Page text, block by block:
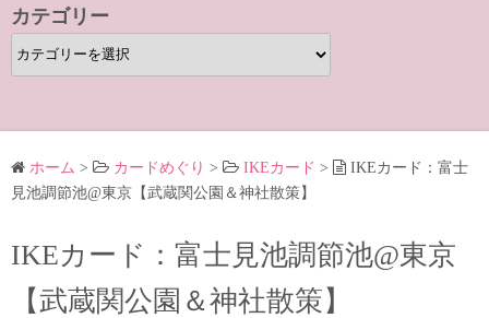
カテゴリー
カ
テ
リ
ー ホーム > カードめぐり > IKEカード >
IKEカード：富士
見池調節池@東京【武蔵関公園＆神社散策】
IKEカード：富士見池調節池@東京
【武蔵関公園＆神社散策】